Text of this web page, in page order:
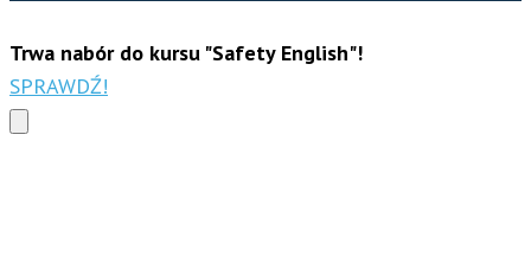
Trwa nabór do kursu "Safety English"!
SPRAWDŹ!